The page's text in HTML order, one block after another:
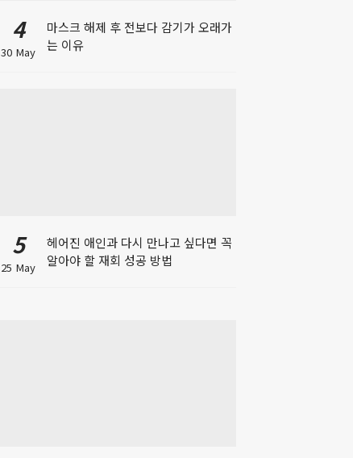
4
30 May
마스크 해제 후 전보다 감기가 오래가
는 이유
5
25 May
헤어진 애인과 다시 만나고 싶다면 꼭
알아야 할 재회 성공 방법